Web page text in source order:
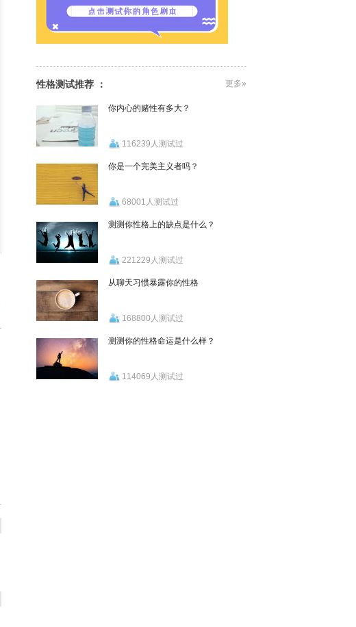
性格测试推荐 ： 更多»
你内心的赌性有多大？
116239人测试过
你是一个完美主义者吗？
68001人测试过
测测你性格上的缺点是什么？
221229人测试过
从聊天习惯暴露你的性格
168800人测试过
测测你的性格命运是什么样？
114069人测试过